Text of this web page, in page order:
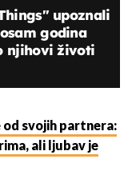
upoznali
godina
njihovi životi
od svojih partnera:
ali ljubav je